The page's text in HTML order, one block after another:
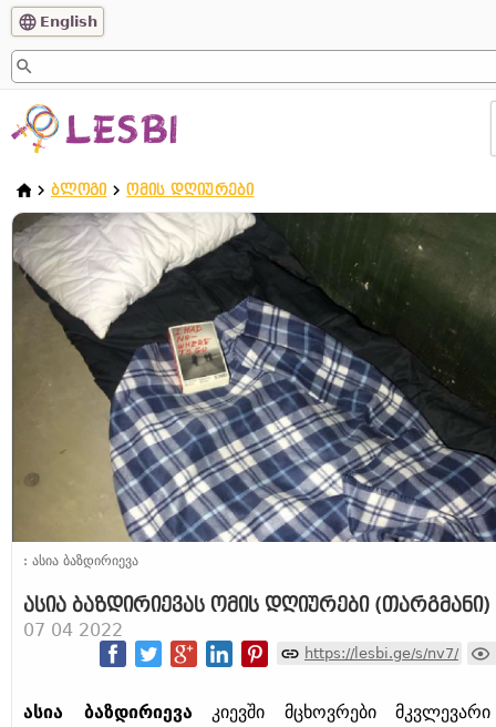
English
ᲑᲚᲝᲒᲘ ᲝᲛᲘᲡ ᲓᲦᲘᲣᲠᲔᲑᲘ
: ასია ბაზდირიევა
ასია ბაზდირიევას ომის დღიურები (თარგმანი)
07 04 2022
https://lesbi.ge/s/nv7/
ასია ბაზდირიევა კიევში მცხოვრები